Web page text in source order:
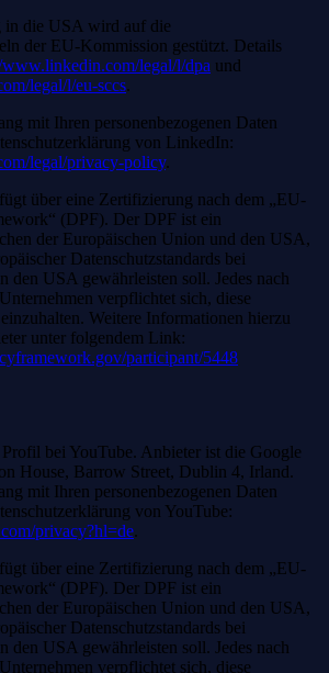
in die USA wird auf die
der EU-Kommission gestützt. Details
www.linkedin.com/legal/l/dpa und
legal/l/eu-sccs.
mit Ihren personenbezogenen Daten
von LinkedIn:
legal/privacy-policy.
über eine Zertifizierung nach dem „EU-
(DPF). Der DPF ist ein
der Europäischen Union und den USA,
Datenschutzstandards bei
den USA gewährleisten soll. Jedes nach
verpflichtet sich, diese
Weitere Informationen hierzu
unter folgendem Link:
participant/5448
bei YouTube. Anbieter ist die Google
House, Barrow Street, Dublin 4, Irland.
mit Ihren personenbezogenen Daten
von YouTube:
privacy?hl=de.
über eine Zertifizierung nach dem „EU-
(DPF). Der DPF ist ein
der Europäischen Union und den USA,
Datenschutzstandards bei
den USA gewährleisten soll. Jedes nach
verpflichtet sich, diese